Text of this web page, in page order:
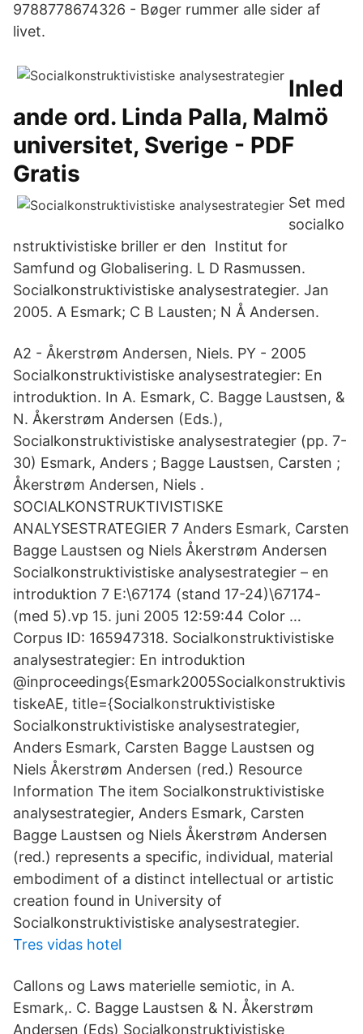
9788778674326 - Bøger rummer alle sider af
livet.
Inled
ande ord. Linda Palla, Malmö
universitet, Sverige - PDF
Gratis
Set med
socialko
nstruktivistiske briller er den Institut for
Samfund og Globalisering. L D Rasmussen.
Socialkonstruktivistiske analysestrategier. Jan
2005. A Esmark; C B Lausten; N Å Andersen.
A2 - Åkerstrøm Andersen, Niels. PY - 2005
Socialkonstruktivistiske analysestrategier: En
introduktion. In A. Esmark, C. Bagge Laustsen, &
N. Åkerstrøm Andersen (Eds.),
Socialkonstruktivistiske analysestrategier (pp. 7-
30) Esmark, Anders ; Bagge Laustsen, Carsten ;
Åkerstrøm Andersen, Niels .
SOCIALKONSTRUKTIVISTISKE
ANALYSESTRATEGIER 7 Anders Esmark, Carsten
Bagge Laustsen og Niels Åkerstrøm Andersen
Socialkonstruktivistiske analysestrategier – en
introduktion 7 E:\67174 (stand 17-24)\67174-
(med 5).vp 15. juni 2005 12:59:44 Color …
Corpus ID: 165947318. Socialkonstruktivistiske
analysestrategier: En introduktion
@inproceedings{Esmark2005Socialkonstruktivis
tiskeAE, title={Socialkonstruktivistiske
Socialkonstruktivistiske analysestrategier,
Anders Esmark, Carsten Bagge Laustsen og
Niels Åkerstrøm Andersen (red.) Resource
Information The item Socialkonstruktivistiske
analysestrategier, Anders Esmark, Carsten
Bagge Laustsen og Niels Åkerstrøm Andersen
(red.) represents a specific, individual, material
embodiment of a distinct intellectual or artistic
creation found in University of
Socialkonstruktivistiske analysestrategier.
Tres vidas hotel
Callons og Laws materielle semiotic, in A.
Esmark,. C. Bagge Laustsen & N. Åkerstrøm
Andersen (Eds) Socialkonstruktivistiske